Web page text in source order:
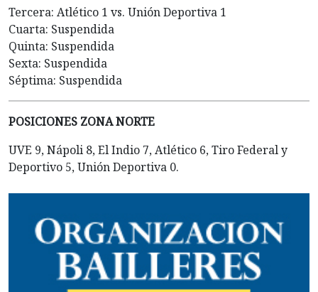
Tercera: Atlético 1 vs. Unión Deportiva 1
Cuarta: Suspendida
Quinta: Suspendida
Sexta: Suspendida
Séptima: Suspendida
POSICIONES ZONA NORTE
UVE 9, Nápoli 8, El Indio 7, Atlético 6, Tiro Federal y
Deportivo 5, Unión Deportiva 0.